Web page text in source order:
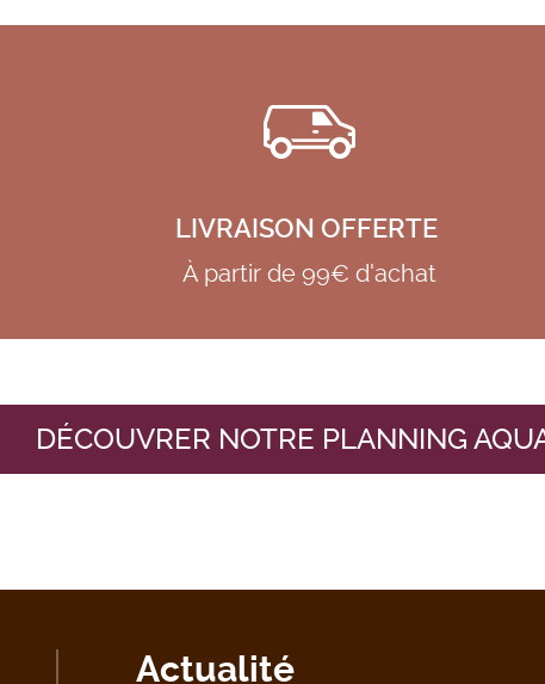
LIVRAISON OFFERTE
À partir de 99€ d'achat
DÉCOUVRER NOTRE PLANNING
Actualité